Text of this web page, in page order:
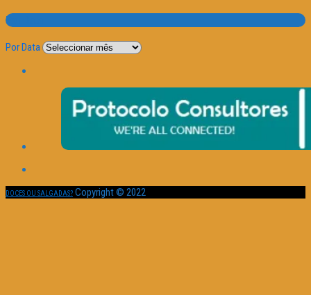
Por Data
Por Data
DOCES OU SALGADAS? Copyright © 2022